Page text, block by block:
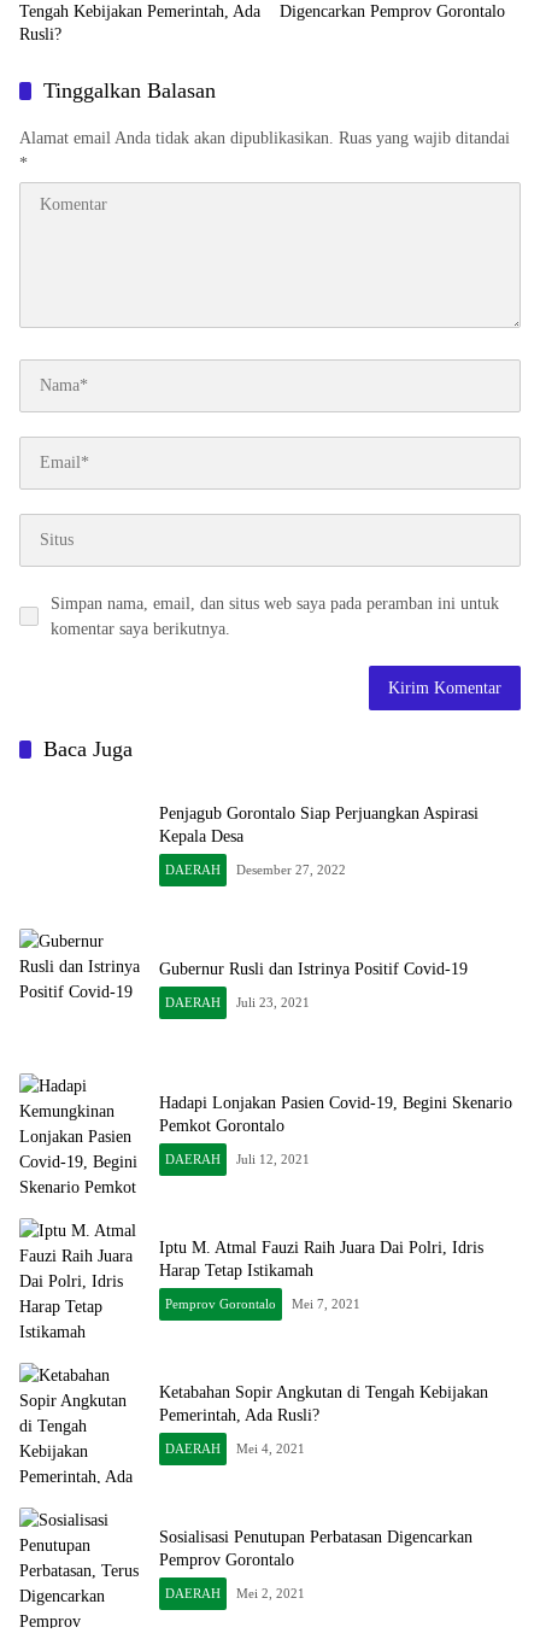
Tengah Kebijakan Pemerintah, Ada
Rusli?
Digencarkan Pemprov Gorontalo
Tinggalkan Balasan
Alamat email Anda tidak akan dipublikasikan. Ruas yang wajib ditandai
*
Simpan nama, email, dan situs web saya pada peramban ini untuk
komentar saya berikutnya.
Baca Juga
Penjagub Gorontalo Siap Perjuangkan Aspirasi
Kepala Desa
DAERAH Desember 27, 2022
Gubernur Rusli dan Istrinya Positif Covid-19
DAERAH Juli 23, 2021
Hadapi Lonjakan Pasien Covid-19, Begini Skenario
Pemkot Gorontalo
DAERAH Juli 12, 2021
Iptu M. Atmal Fauzi Raih Juara Dai Polri, Idris
Harap Tetap Istikamah
Pemprov Gorontalo Mei 7, 2021
Ketabahan Sopir Angkutan di Tengah Kebijakan
Pemerintah, Ada Rusli?
DAERAH Mei 4, 2021
Sosialisasi Penutupan Perbatasan Digencarkan
Pemprov Gorontalo
DAERAH Mei 2, 2021